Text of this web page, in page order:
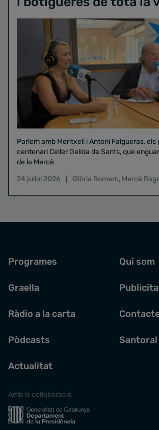
Parlem amb Meritxell i Antoni Falgueras,
centenari Celler Gelida de Sants, que enguany faran el pregó
de la Mercè
24 juliol 2026
Glòria Romero, Mercè
Programes
Graella
Ràdio a la carta
Pòdcasts
Actualitat
Qui som
Santoral
Amb la col·laboració